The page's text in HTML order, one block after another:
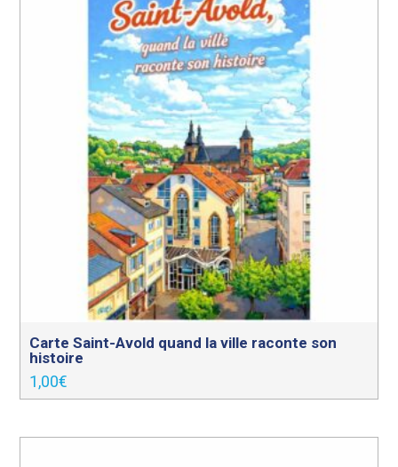
Carte Saint-Avold quand la ville raconte son
histoire
1,00€